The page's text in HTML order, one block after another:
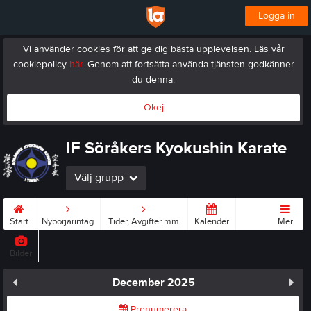
Logga in
Vi använder cookies för att ge dig bästa upplevelsen. Läs vår
cookiepolicy här. Genom att fortsätta använda tjänsten godkänner
du denna.
Okej
IF Söråkers Kyokushin Karate
Välj grupp
Start Nybörjarintag Tider, Avgifter mm Kalender
Bilder
Mer
December 2025